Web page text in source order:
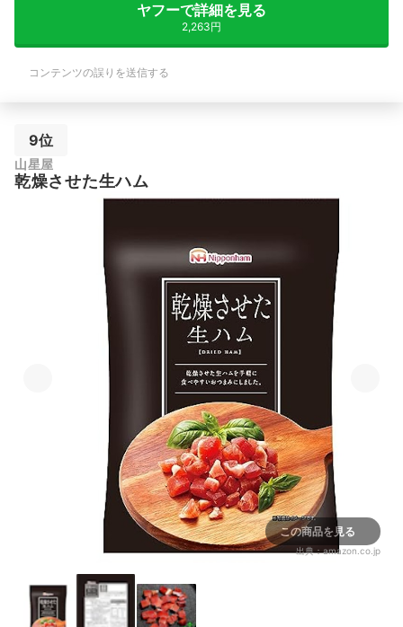
ヤフーで詳細を見る
2,263円
コンテンツの誤りを送信する
9位
山星屋
乾燥させた生ハム
この商品を見る
出典：amazon.co.jp